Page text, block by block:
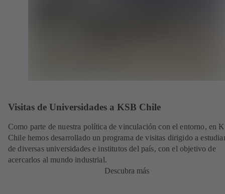
Visitas de Universidades a KSB Chile
Como parte de nuestra política de vinculación con el entorno, en
Chile hemos desarrollado un programa de visitas dirigido a
de diversas universidades e institutos del país, con el objetivo de
acercarlos al mundo industrial.
Descubra más